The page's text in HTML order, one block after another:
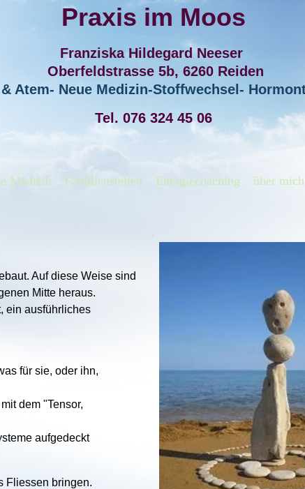
Praxis im Moos
Franziska Hildegard Neeser
Oberfeldstrasse 5b, 6260 Reiden
Atem- Neue Medizin-Stoffwechsel-
Tel. 076 324 45 06
Medizin Familienstellen Energiecoaching über mich
Auf diese Weise sind
Mitte heraus.
ein ausführliches
für sie, oder ihn,
dem "Tensor,
aufgedeckt
Fliessen bringen.